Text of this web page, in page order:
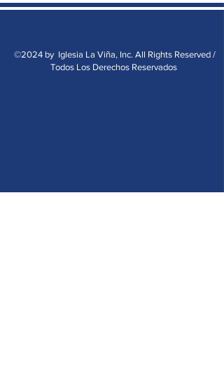
©2024 by Iglesia La Viña, Inc. All Rights Reserved /
Todos Los Derechos Reservados